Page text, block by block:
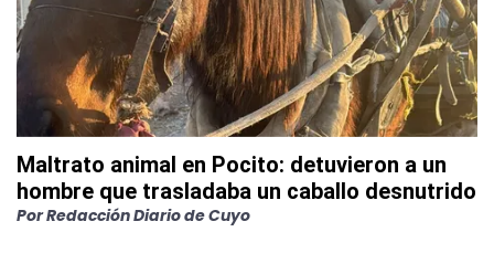
Maltrato animal en Pocito: detuvieron a un
hombre que trasladaba un caballo desnutrido
PorRedacción Diario de Cuyo